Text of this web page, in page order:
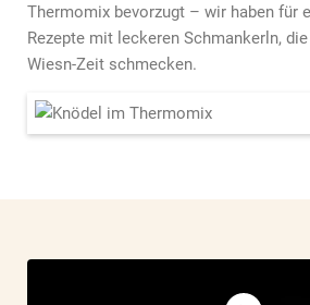
Thermomix bevorzugt – wir haben für
Rezepte mit leckeren Schmankerln,
Wiesn-Zeit schmecken.